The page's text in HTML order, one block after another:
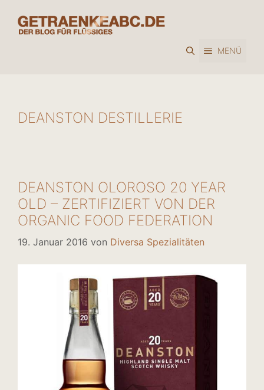
Inhalt
springen
MENÜ
DEANSTON DESTILLERIE
DEANSTON OLOROSO 20 YEAR
OLD – ZERTIFIZIERT VON DER
ORGANIC FOOD FEDERATION
19. Januar 2016 von Diversa Spezialitäten